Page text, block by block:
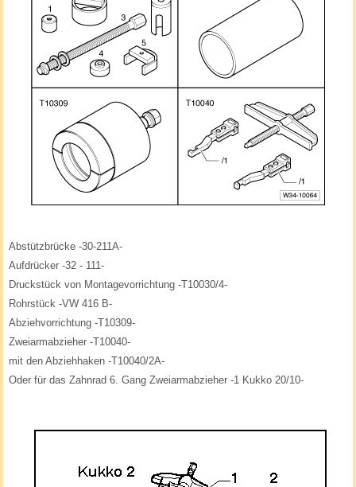
Abstützbrücke -30-211A-
Aufdrücker -32 - 111-
Druckstück von Montagevorrichtung -T10030/4-
Rohrstück -VW 416 B-
Abziehvorrichtung -T10309-
Zweiarmabzieher -T10040-
mit den Abziehhaken -T10040/2A-
Oder für das Zahnrad 6. Gang Zweiarmabzieher -1 Kukko 20/10-